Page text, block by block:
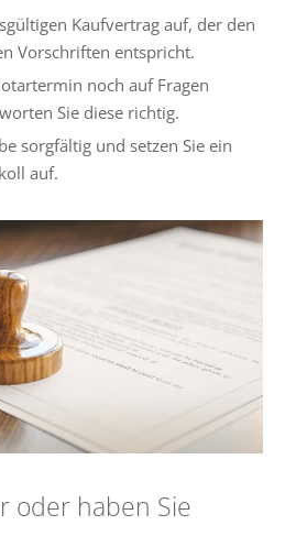
Kaufvertrag auf, der den
Vorschriften entspricht.
noch auf Fragen
Sie diese richtig.
sorgfältig und setzen Sie ein
auf.
oder haben Sie